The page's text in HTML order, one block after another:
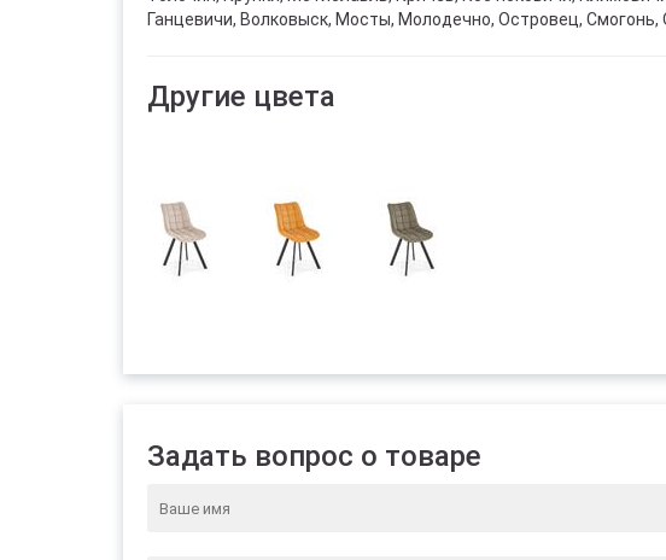
Ганцевичи, Волковыск, Мосты, Молодечно, Островец,
Другие цвета
Задать вопрос о товаре